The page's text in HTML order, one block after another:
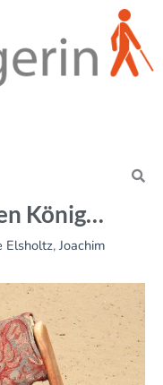
Search
König…
Elsholtz, Joachim